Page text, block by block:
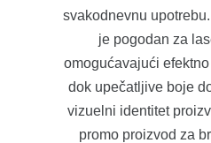
svakodnevnu
je pogodan za
omogućavajući
dok upečatljive boje
vizuelni identitet
promo proizvod za